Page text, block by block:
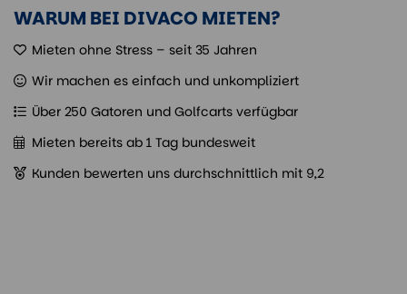
WARUM BEI DIVACO MIETEN?
Mieten ohne Stress – seit 35 Jahren
Wir machen es einfach und unkompliziert
Über 250 Gatoren und Golfcarts verfügbar
Mieten bereits ab 1 Tag bundesweit
Kunden bewerten uns durchschnittlich mit 9,2